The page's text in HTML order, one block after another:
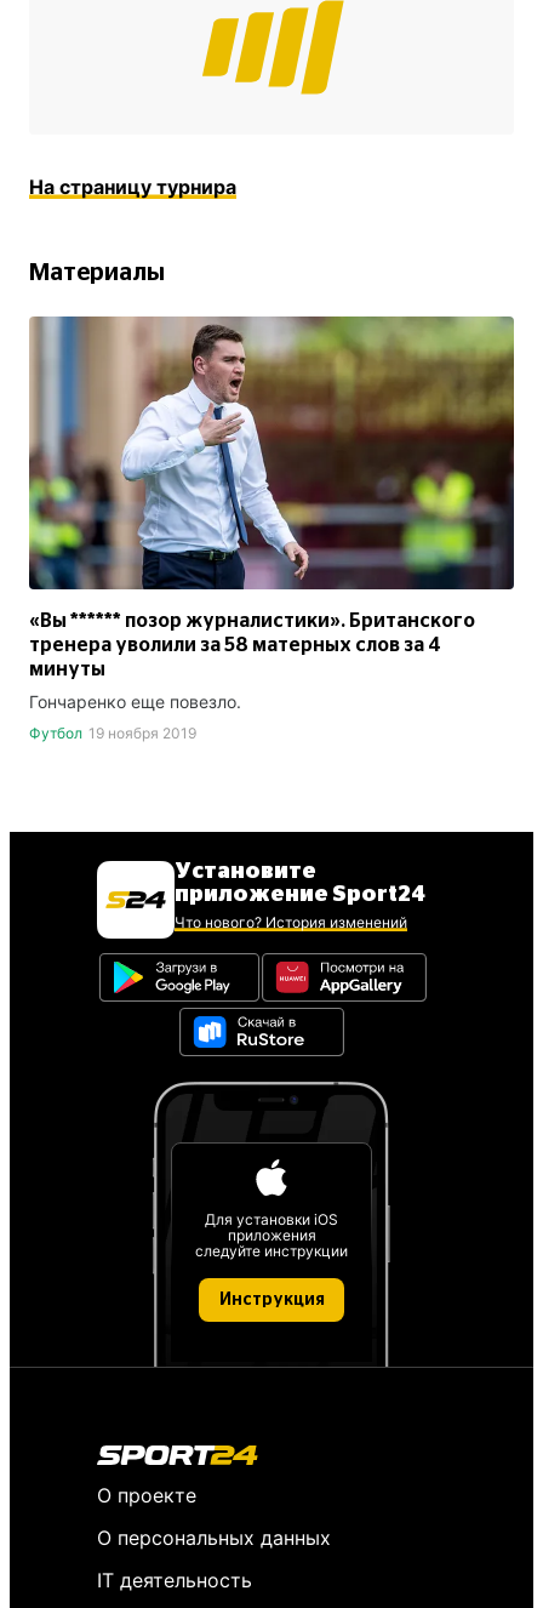
На страницу турнира
Материалы
«Вы ****** позор журналистики». Британского
тренера уволили за 58 матерных слов за 4
минуты
Гончаренко еще повезло.
Футбол 19 ноября 2019
Установите
приложение Sport24
Что нового? История изменений
Для установки iOS
приложения
следуйте инструкции
Инструкция
О проекте
О персональных данных
IT деятельность